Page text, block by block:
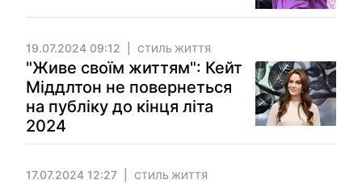
19.07.2024 09:12 СТИЛЬ ЖИТТЯ
"Живе своїм життям": Кейт
Міддлтон не повернеться
на публіку до кінця літа
2024
17.07.2024 12:27 СТИЛЬ ЖИТТЯ